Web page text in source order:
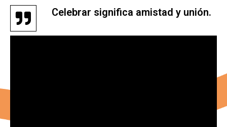
Celebrar significa amistad y unión.